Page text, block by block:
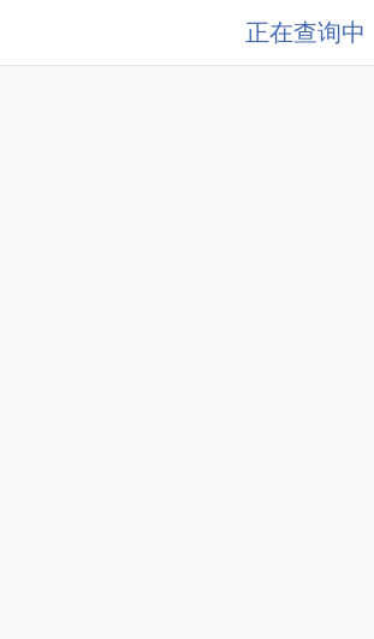
正在查询中